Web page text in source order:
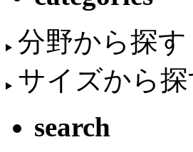
分野から探す
サイズから探
search